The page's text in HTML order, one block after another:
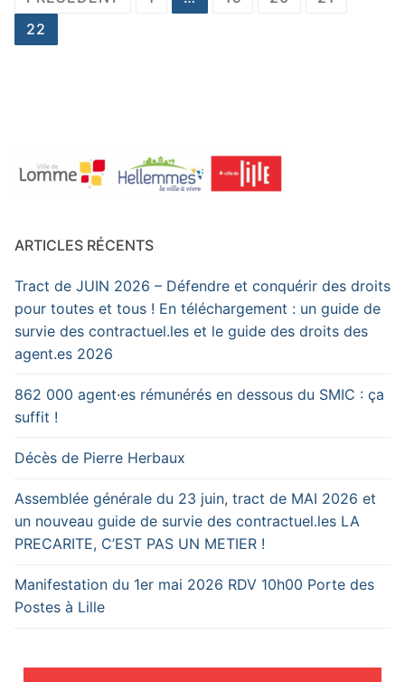
22
ARTICLES RÉCENTS
Tract de JUIN 2026 – Défendre et conquérir des droits
pour toutes et tous ! En téléchargement : un guide de
survie des contractuel.les et le guide des droits des
agent.es 2026
862 000 agent·es rémunérés en dessous du SMIC : ça
suffit !
Décès de Pierre Herbaux
Assemblée générale du 23 juin, tract de MAI 2026 et
un nouveau guide de survie des contractuel.les LA
PRECARITE, C’EST PAS UN METIER !
Manifestation du 1er mai 2026 RDV 10h00 Porte des
Postes à Lille